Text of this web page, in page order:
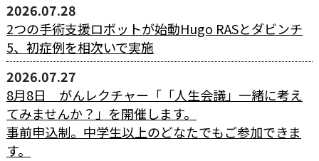
2026.07.28
2つの手術支援ロボットが始動――Hugo RASとダビンチ
5、初症例を相次いで実施
2026.07.27
8月8日 がんレクチャー「「人生会議」一緒に考え
てみませんか？」を開催します。
事前申込制。中学生以上のどなたでもご参加できま
す。